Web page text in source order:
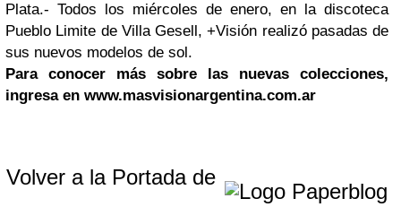
Plata.- Todos los miércoles de enero, en la discoteca
Pueblo Limite de Villa Gesell, +Visión realizó pasadas de
sus nuevos modelos de sol.
Para conocer más sobre las nuevas colecciones,
ingresa en www.masvisionargentina.com.ar
Volver a la Portada de